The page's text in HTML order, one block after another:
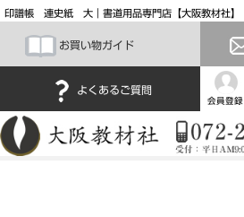
印譜帳 連史紙 大｜書道用品専門店【大阪教材社】
お買い物ガイド
よくあるご質問
会員登録